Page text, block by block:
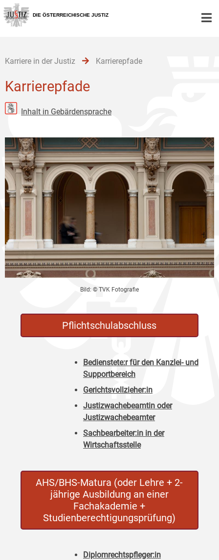
Zur
Hauptnavigation
[1]
Zum
Inhalt
[2]
Zum
Untermenü
[3]
DIE ÖSTERREICHISCHE JUSTIZ
Karriere in der Justiz Karrierepfade
Karrierepfade
Inhalt in Gebärdensprache
Bild: © TVK Fotografie
Pflichtschulabschluss
Bedienstete:r für den Kanzlei- und
Supportbereich
Gerichtsvollzieher:in
Justizwachebeamtin oder
Justizwachebeamter
Sachbearbeiter:in in der
Wirtschaftsstelle
AHS/BHS-Matura (oder Lehre + 2-
jährige Ausbildung an einer
Fachakademie +
Studienberechtigungsprüfung)
Diplomrechtspfleger:in